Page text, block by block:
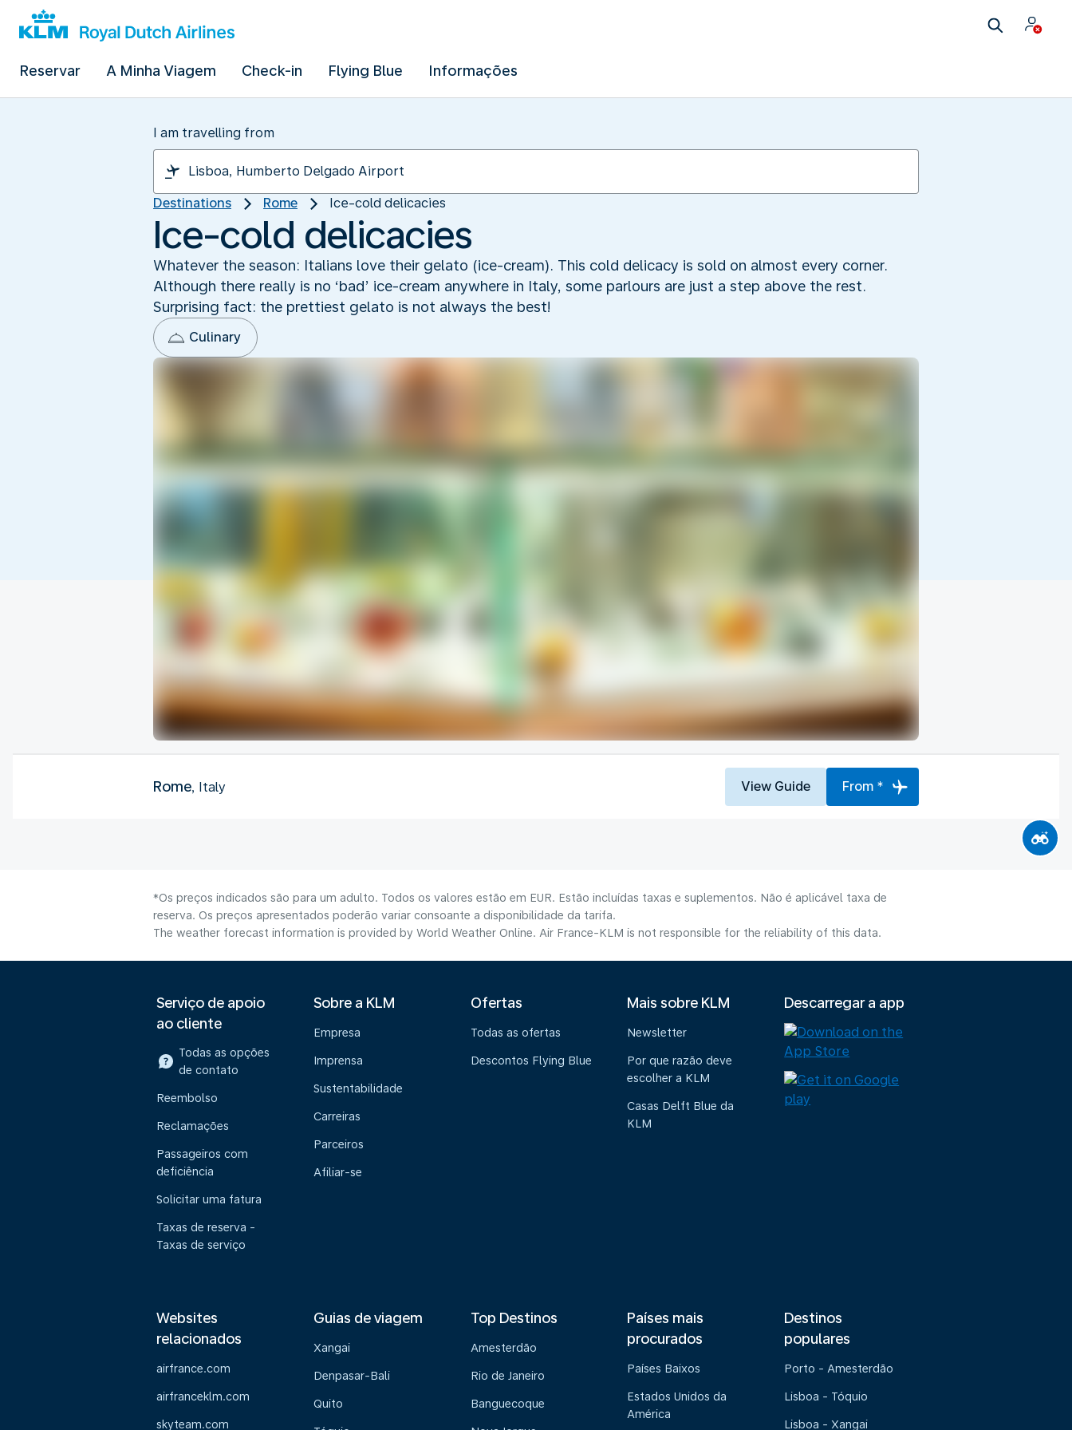
Reservar A Minha Viagem Check-in Flying Blue Informações
I am travelling from
Destinations Rome Ice-cold delicacies
Ice-cold delicacies
Whatever the season: Italians love their gelato (ice-cream). This cold delicacy is sold on almost every corner.
Although there really is no ‘bad’ ice-cream anywhere in Italy, some parlours are just a step above the rest.
Surprising fact: the prettiest gelato is not always the best!
Culinary
Rome, Italy View Guide From *
*Os preços indicados são para um adulto. Todos os valores estão em EUR. Estão incluídas taxas e suplementos. Não é aplicável taxa de
reserva. Os preços apresentados poderão variar consoante a disponibilidade da tarifa.
The weather forecast information is provided by World Weather Online. Air France-KLM is not responsible for the reliability of this data.
Serviço de apoio
ao cliente
Todas as opções
de contato
Reembolso
Reclamações
Passageiros com
deficiência
Solicitar uma fatura
Taxas de reserva -
Taxas de serviço
Sobre a KLM
Empresa
Imprensa
Sustentabilidade
Carreiras
Parceiros
Afiliar-se
Ofertas
Todas as ofertas
Descontos Flying Blue
Mais sobre KLM
Newsletter
Por que razão deve
escolher a KLM
Casas Delft Blue da
KLM
Descarregar a app
Websites
relacionados
airfrance.com
airfranceklm.com
skyteam.com
Guias de viagem
Xangai
Denpasar-Bali
Quito
Top Destinos
Amesterdão
Rio de Janeiro
Banguecoque
Países mais
procurados
Países Baixos
Estados Unidos da
América
Destinos
populares
Porto - Amesterdão
Lisboa - Tóquio
Lisboa - Xangai